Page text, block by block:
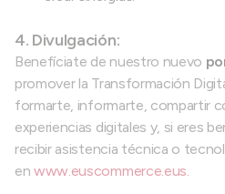
4. Divulgación:
Benefíciate de nuestro nuevo
promover la Transformación
formarte, informarte, compartir
experiencias digitales y, si eres
recibir asistencia técnica o
enwww.euscommerce.eus.